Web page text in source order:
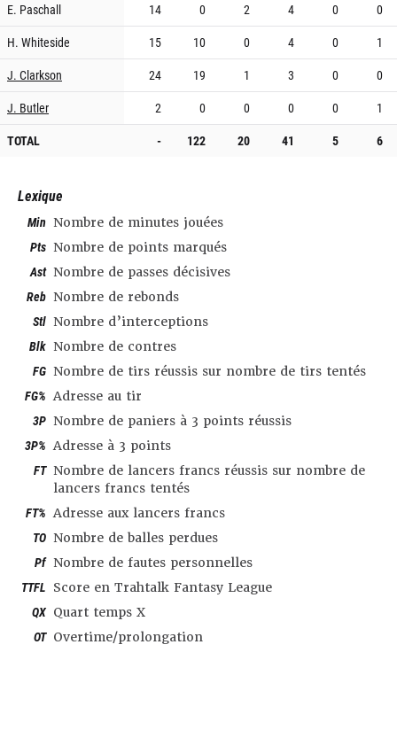
E. Paschall
14 0 2 4 0
0
H. Whiteside
15 10 0 4 0
1
J. Clarkson
24 19 1 3 0
0
J. Butler
2 0 0 0 0
1
TOTAL
- 122 20 41 5 6
Lexique
Min Nombre de minutes jouées
Pts Nombre de points marqués
Ast Nombre de passes décisives
Reb Nombre de rebonds
Stl Nombre d’interceptions
Blk Nombre de contres
FG Nombre de tirs réussis sur nombre de tirs tentés
FG% Adresse au tir
3P Nombre de paniers à 3 points réussis
3P% Adresse à 3 points
FT Nombre de lancers francs réussis sur nombre de
lancers francs tentés
FT% Adresse aux lancers francs
TO Nombre de balles perdues
Pf Nombre de fautes personnelles
TTFL Score en Trahtalk Fantasy League
QX Quart temps X
OT Overtime/prolongation